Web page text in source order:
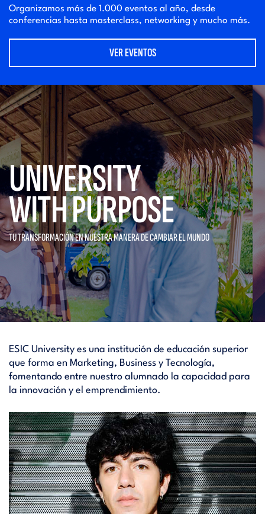
Organizamos más de 1.000 eventos al año, desde
conferencias hasta masterclass, networking y mucho más.
VER EVENTOS
UNIVERSITY
WITH PURPOSE
TU TRANSFORMACIÓN EN NUESTRAMANERA DE CAMBIAR EL MUNDO
ESIC University es una institución de educación superior
que forma en Marketing, Business y Tecnología,
fomentando entre nuestro alumnado la capacidad para
la innovación y el emprendimiento.